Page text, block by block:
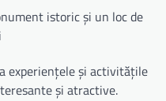
istoric și un loc de
experiențele și activitățile
și atractive.